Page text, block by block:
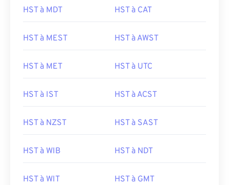
HST à MDT HST à CAT
HST à MEST HST à AWST
HST à MET HST à UTC
HST à IST HST à ACST
HST à NZST HST à SAST
HST à WIB HST à NDT
HST à WIT HST à GMT